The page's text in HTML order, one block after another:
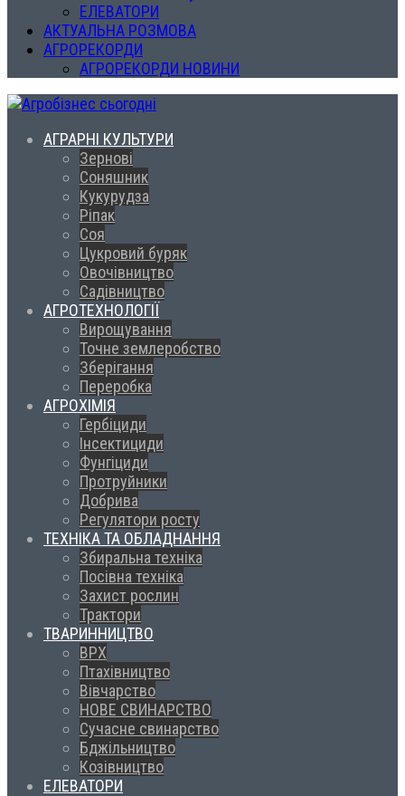
ЕЛЕВАТОРИ
АКТУАЛЬНА РОЗМОВА
АГРОРЕКОРДИ
АГРОРЕКОРДИ НОВИНИ
АГРАРНІ КУЛЬТУРИ
Зернові
Соняшник
Кукурудза
Ріпак
Соя
Цукровий буряк
Овочівництво
Садівництво
АГРОТЕХНОЛОГІЇ
Вирощування
Точне землеробство
Зберігання
Переробка
АГРОХІМІЯ
Гербіциди
Інсектициди
Фунгіциди
Протруйники
Добрива
Регулятори росту
ТЕХНІКА ТА ОБЛАДНАННЯ
Збиральна техніка
Посівна техніка
Захист рослин
Трактори
ТВАРИННИЦТВО
ВРХ
Птахівництво
Вівчарство
НОВЕ СВИНАРСТВО
Сучасне свинарство
Бджільництво
Козівництво
ЕЛЕВАТОРИ